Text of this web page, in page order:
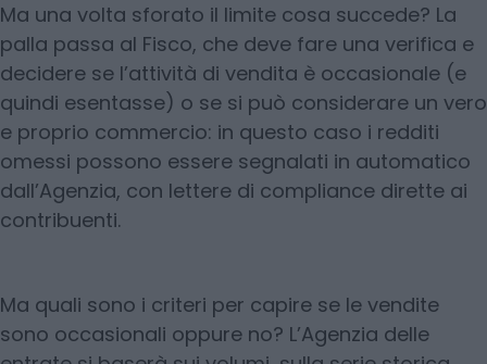
Ma una volta sforato il limite cosa succede? La
palla passa al Fisco, che deve fare una verifica e
decidere se l’attività di vendita è occasionale (e
quindi esentasse) o se si può considerare un vero
e proprio commercio: in questo caso i redditi
omessi possono essere segnalati in automatico
dall’Agenzia, con lettere di compliance dirette ai
contribuenti.
Ma quali sono i criteri per capire se le vendite
sono occasionali oppure no? L’Agenzia delle